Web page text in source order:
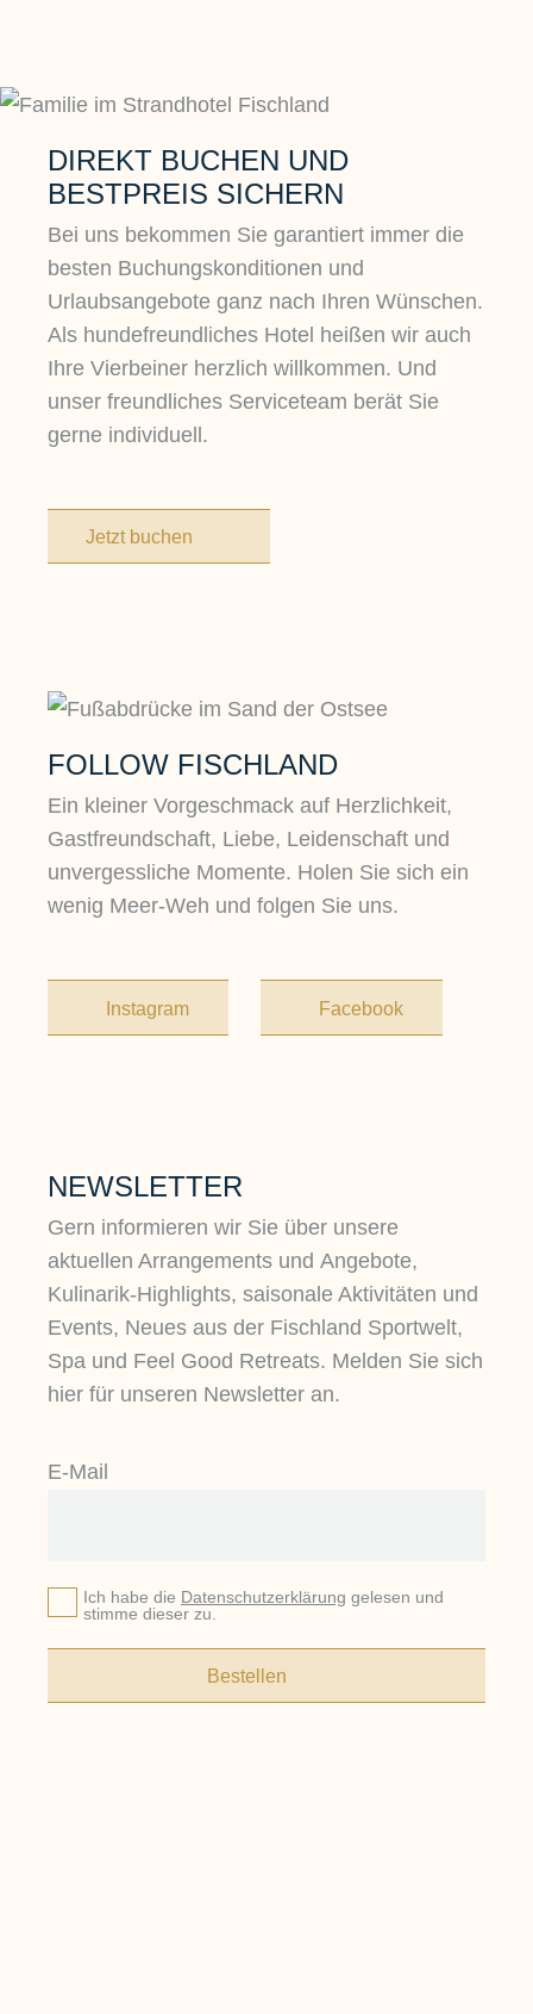
DIREKT BUCHEN UND
BESTPREIS SICHERN
Bei uns bekommen Sie garantiert immer die
besten Buchungskonditionen und
Urlaubsangebote ganz nach Ihren Wünschen.
Als hundefreundliches Hotel heißen wir auch
Ihre Vierbeiner herzlich willkommen. Und
unser freundliches Serviceteam berät Sie
gerne individuell.
Jetzt buchen
FOLLOW FISCHLAND
Ein kleiner Vorgeschmack auf Herzlichkeit,
Gastfreundschaft, Liebe, Leidenschaft und
unvergessliche Momente. Holen Sie sich ein
wenig Meer-Weh und folgen Sie uns.
Instagram Facebook
NEWSLETTER
Gern informieren wir Sie über unsere
aktuellen Arrangements und Angebote,
Kulinarik-Highlights, saisonale Aktivitäten und
Events, Neues aus der Fischland Sportwelt,
Spa und Feel Good Retreats. Melden Sie sich
hier für unseren Newsletter an.
E-Mail
Ich habe die Datenschutzerklärung gelesen und
stimme dieser zu.
Bestellen